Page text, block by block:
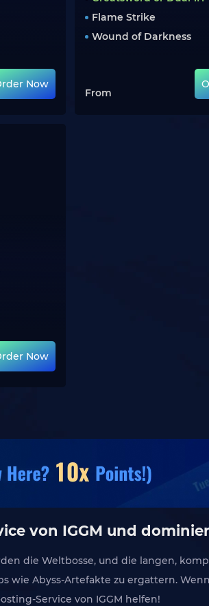
Now
Flame Strike
Wound of Darkness
From
Now
von IGGM und
die Weltbosse, und die langen,
wie Abyss-Artefakte zu ergattern.
Service von IGGM helfen!